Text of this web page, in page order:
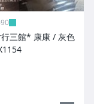
三館* 康康 / 灰色
手 XX1154